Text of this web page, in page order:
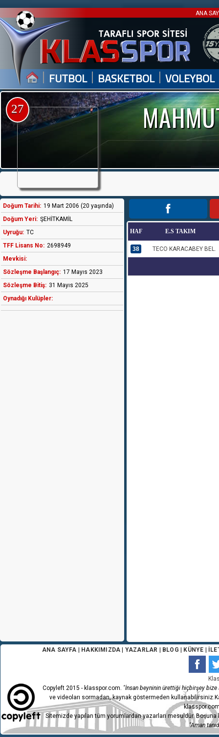
ANA
| FUTBOL | BASKETBOL | VOLEYBOL
27
Doğum Tarihi: 19 Mart 2006 (20 yaşında)
Doğum Yeri: ŞEHİTKAMİL
Uyruğu: TC
TFF Lisans No: 2698949
Mevkisi:
Sözleşme Başlangıç: 17 Mayıs 2023
Sözleşme Bitiş: 31 Mayıs 2025
Oynadığı Kulüpler:
HAF E.S TAKIM
38 TECO KARACABEY BEL.
ANA SAYFA HAKKIMIZDA YAZARLAR BLOG KÜNYE
Copyleft 2015 - klasspor.com. "İnsan beyninin ürettiği hiçbirşey bize
ve videoları sormadan, kaynak göstermeden
Sitemizde yapılan tüm yorumlardan yazarları mesuldür.
"Aman